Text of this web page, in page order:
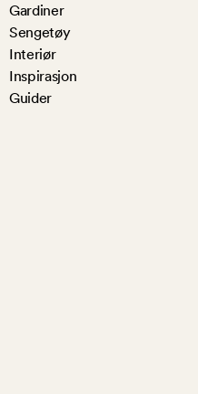
Gardiner
Sengetøy
Interiør
Inspirasjon
Guider